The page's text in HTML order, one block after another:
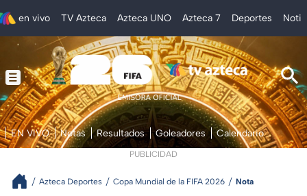
en vivo TV Azteca Azteca UNO Azteca 7 Deportes
EN VIVO Notas Resultados Goleadores Calendario
PUBLICIDAD
Azteca Deportes Copa Mundial de la FIFA 2026 Nota